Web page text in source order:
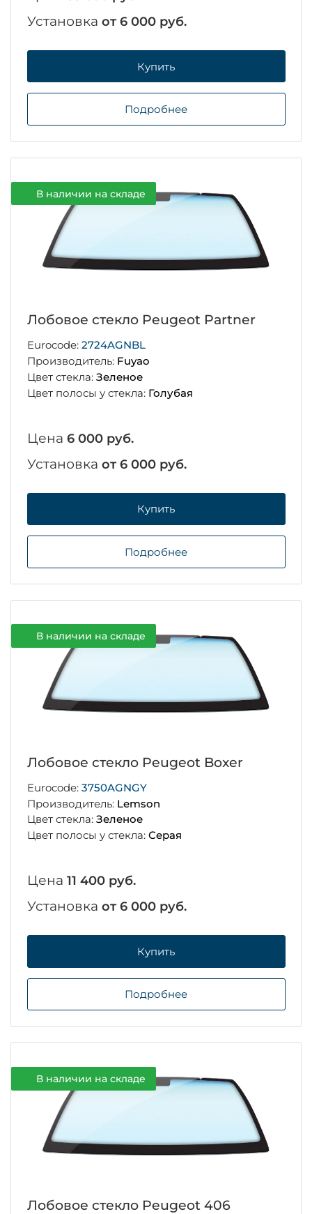
Установка от 6 000 руб.
Купить
Подробнее
В наличии на складе
Лобовое стекло Peugeot Partner
Eurocode: 2724AGNBL
Производитель: Fuyao
Цвет стекла: Зеленое
Цвет полосы у стекла: Голубая
Цена 6 000 руб.
Установка от 6 000 руб.
Купить
Подробнее
В наличии на складе
Лобовое стекло Peugeot Boxer
Eurocode: 3750AGNGY
Производитель: Lemson
Цвет стекла: Зеленое
Цвет полосы у стекла: Серая
Цена 11 400 руб.
Установка от 6 000 руб.
Купить
Подробнее
В наличии на складе
Лобовое стекло Peugeot 406